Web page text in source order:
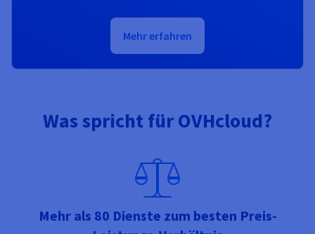
Mehr erfahren
Was spricht für OVHcloud?
Mehr als 80 Dienste zum besten Preis-